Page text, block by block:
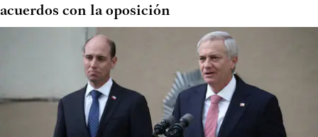
acuerdos con la oposición